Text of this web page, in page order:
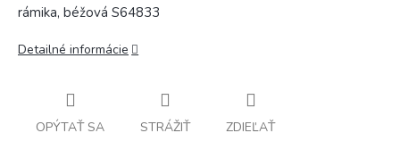
rámika, béžová S64833
Detailné informácie
OPÝTAŤ SA STRÁŽIŤ ZDIEĽAŤ